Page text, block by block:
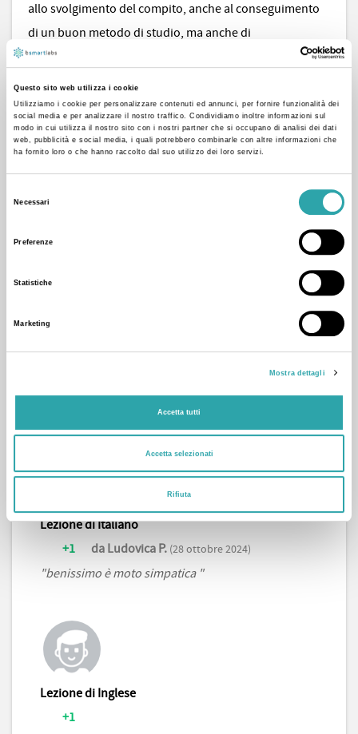
Questo sito web utilizza i cookie
Utilizziamo i cookie per personalizzare contenuti ed annunci, per fornire funzionalità dei
social media e per analizzare il nostro traffico. Condividiamo inoltre informazioni sul
modo in cui utilizza il nostro sito con i nostri partner che si occupano di analisi dei dati
web, pubblicità e social media, i quali potrebbero combinarle con altre informazioni che
ha fornito loro o che hanno raccolto dal suo utilizzo dei loro servizi.
Necessari
Preferenze
Statistiche
Marketing
Mostra dettagli
Accetta tutti
Accetta selezionati
Rifiuta
allo svolgimento del compito, anche al conseguimento
di un buon metodo di studio, ma anche di
potenziamento didattico (lettura, scrittura, calcolo etc.).
Seguo bambini e ragazzi di tutte le età e di ogni ordine e
grado. Attualmente sono socia lavoratrice presso un
laboratorio specialistico che opera in convenzione con
AID (Associazione Italiana Dislessia). Sono abile con il
computer (Windows - Mac) , utilizzo e costruisco
moltissimi supporti, digitali e non. (mappe mentali,
grafica che uso per rendere lo studio più dinamico e
passione reale per questo lavoro.
299 voti positivi e 17 recensioni
Lezione di Italiano
+1
da Ludovica P. (28 ottobre 2024)
"benissimo è moto simpatica "
Lezione di Inglese
+1